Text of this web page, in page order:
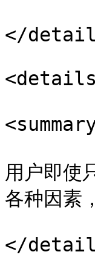
</
用户即使
各种因素
</